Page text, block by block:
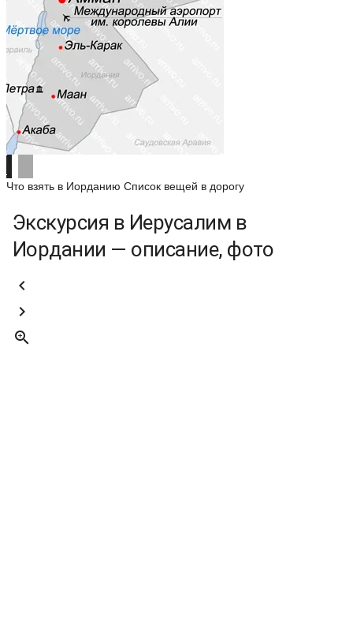
Что взять в Иорданию Список вещей в дорогу
Экскурсия в Иерусалим в
Иордании — описание, фото


